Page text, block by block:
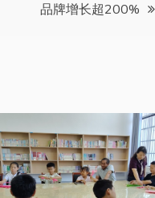
品牌增长超200%